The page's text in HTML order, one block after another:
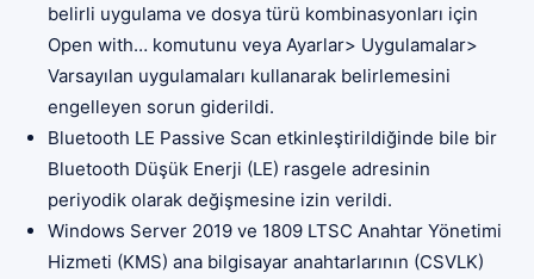
belirli uygulama ve dosya türü kombinasyonları için
Open with… komutunu veya Ayarlar> Uygulamalar>
Varsayılan uygulamaları kullanarak belirlemesini
engelleyen sorun giderildi.
Bluetooth LE Passive Scan etkinleştirildiğinde bile bir
Bluetooth Düşük Enerji (LE) rasgele adresinin
periyodik olarak değişmesine izin verildi.
Windows Server 2019 ve 1809 LTSC Anahtar Yönetimi
Hizmeti (KMS) ana bilgisayar anahtarlarının (CSVLK)